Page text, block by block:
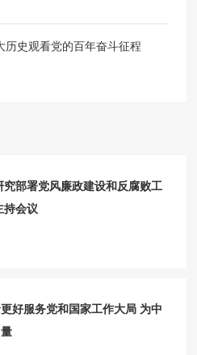
历史观看党的百年奋斗征程
部署党风廉政建设和反腐败工
持会议
好服务党和国家工作大局 为中